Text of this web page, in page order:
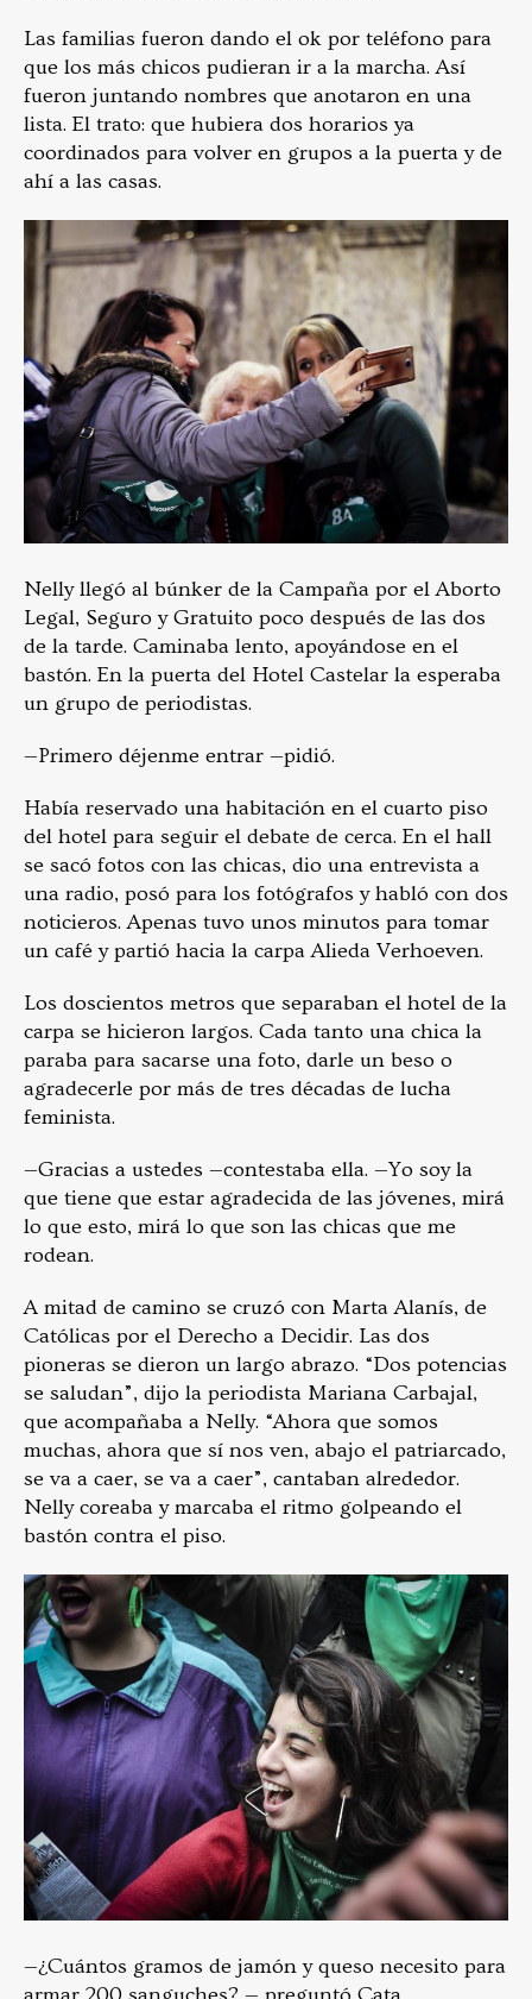
Las familias fueron dando el ok por teléfono para
que los más chicos pudieran ir a la marcha. Así
fueron juntando nombres que anotaron en una
lista. El trato: que hubiera dos horarios ya
coordinados para volver en grupos a la puerta y de
ahí a las casas.
Nelly llegó al búnker de la Campaña por el Aborto
Legal, Seguro y Gratuito poco después de las dos
de la tarde. Caminaba lento, apoyándose en el
bastón. En la puerta del Hotel Castelar la esperaba
un grupo de periodistas.
—Primero déjenme entrar —pidió.
Había reservado una habitación en el cuarto piso
del hotel para seguir el debate de cerca. En el hall
se sacó fotos con las chicas, dio una entrevista a
una radio, posó para los fotógrafos y habló con dos
noticieros. Apenas tuvo unos minutos para tomar
un café y partió hacia la carpa Alieda Verhoeven.
Los doscientos metros que separaban el hotel de la
carpa se hicieron largos. Cada tanto una chica la
paraba para sacarse una foto, darle un beso o
agradecerle por más de tres décadas de lucha
feminista.
—Gracias a ustedes —contestaba ella. —Yo soy la
que tiene que estar agradecida de las jóvenes, mirá
lo que esto, mirá lo que son las chicas que me
rodean.
A mitad de camino se cruzó con Marta Alanís, de
Católicas por el Derecho a Decidir. Las dos
pioneras se dieron un largo abrazo. “Dos potencias
se saludan”, dijo la periodista Mariana Carbajal,
que acompañaba a Nelly. “Ahora que somos
muchas, ahora que sí nos ven, abajo el patriarcado,
se va a caer, se va a caer”, cantaban alrededor.
Nelly coreaba y marcaba el ritmo golpeando el
bastón contra el piso.
—¿Cuántos gramos de jamón y queso necesito para